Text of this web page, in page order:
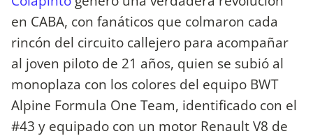
en CABA, con fanáticos que colmaron cada
rincón del circuito callejero para acompañar
al joven piloto de 21 años, quien se subió al
monoplaza con los colores del equipo BWT
Alpine Formula One Team, identificado con el
#43 y equipado con un motor Renault V8 de